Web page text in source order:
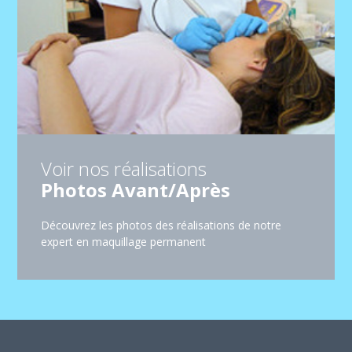
Voir nos réalisations
Photos Avant/Après
Découvrez les photos des réalisations de notre
expert en maquillage permanent